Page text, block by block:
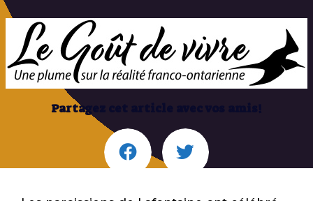
Partagez cet article avec vos amis!